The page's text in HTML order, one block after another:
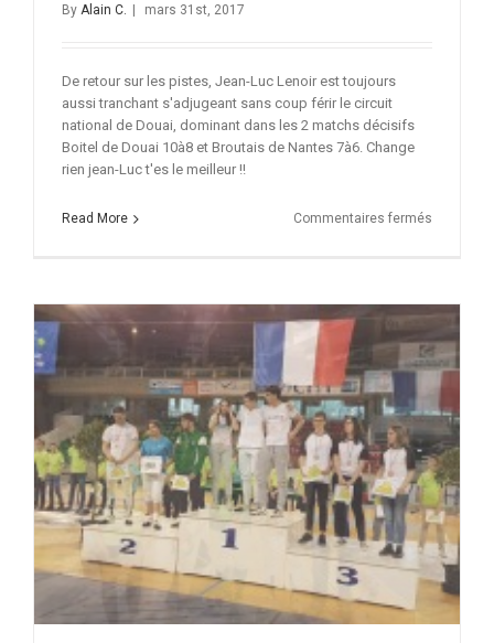
By Alain C. | mars 31st, 2017
De retour sur les pistes, Jean-Luc Lenoir est toujours
aussi tranchant s'adjugeant sans coup férir le circuit
national de Douai, dominant dans les 2 matchs décisifs
Boitel de Douai 10à8 et Broutais de Nantes 7à6. Change
rien jean-Luc t'es le meilleur !!
Read More Commentaires fermés
de
art